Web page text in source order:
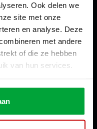
Ook delen we
site met onze
en analyse. Deze
met andere
of die ze hebben
van hun services.